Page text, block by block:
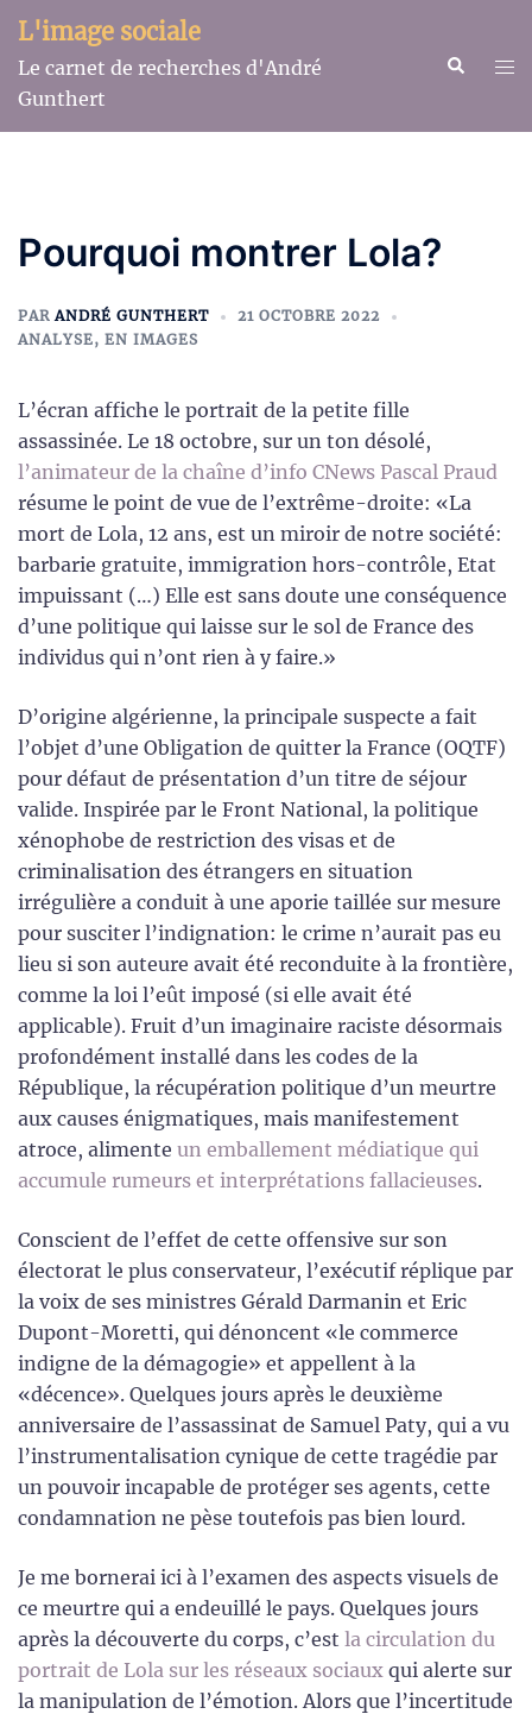
Aller
au
contenu
L'image sociale
Le carnet de recherches d'André
Gunthert
Pourquoi montrer Lola?
PARANDRÉ GUNTHERT
21 OCTOBRE 2022
ANALYSE, EN IMAGES
L’écran affiche le portrait de la petite fille
assassinée. Le 18 octobre, sur un ton désolé,
l’animateur de la chaîne d’info CNews Pascal Praud
résume le point de vue de l’extrême-droite: «La
mort de Lola, 12 ans, est un miroir de notre société:
barbarie gratuite, immigration hors-contrôle, Etat
impuissant (…) Elle est sans doute une conséquence
d’une politique qui laisse sur le sol de France des
individus qui n’ont rien à y faire.»
D’origine algérienne, la principale suspecte a fait
l’objet d’une Obligation de quitter la France (OQTF)
pour défaut de présentation d’un titre de séjour
valide. Inspirée par le Front National, la politique
xénophobe de restriction des visas et de
criminalisation des étrangers en situation
irrégulière a conduit à une aporie taillée sur mesure
pour susciter l’indignation: le crime n’aurait pas eu
lieu si son auteure avait été reconduite à la frontière,
comme la loi l’eût imposé (si elle avait été
applicable). Fruit d’un imaginaire raciste désormais
profondément installé dans les codes de la
République, la récupération politique d’un meurtre
aux causes énigmatiques, mais manifestement
atroce, alimente un emballement médiatique qui
accumule rumeurs et interprétations fallacieuses.
Conscient de l’effet de cette offensive sur son
électorat le plus conservateur, l’exécutif réplique par
la voix de ses ministres Gérald Darmanin et Eric
Dupont-Moretti, qui dénoncent «le commerce
indigne de la démagogie» et appellent à la
«décence». Quelques jours après le deuxième
anniversaire de l’assassinat de Samuel Paty, qui a vu
l’instrumentalisation cynique de cette tragédie par
un pouvoir incapable de protéger ses agents, cette
condamnation ne pèse toutefois pas bien lourd.
Je me bornerai ici à l’examen des aspects visuels de
ce meurtre qui a endeuillé le pays. Quelques jours
après la découverte du corps, c’est la circulation du
portrait de Lola sur les réseaux sociaux qui alerte sur
la manipulation de l’émotion. Alors que l’incertitude